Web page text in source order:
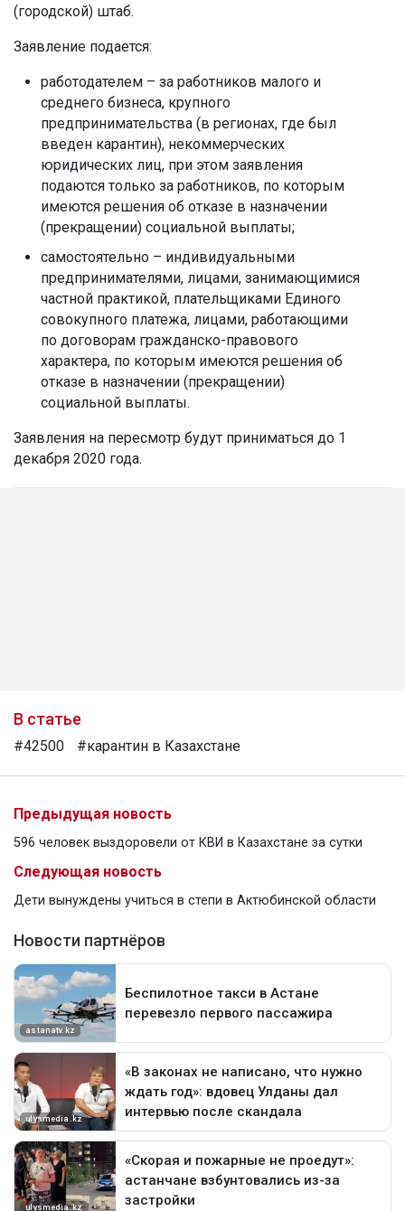
(городской) штаб.
Заявление подается:
работодателем – за работников малого и
среднего бизнеса, крупного
предпринимательства (в регионах, где был
введен карантин), некоммерческих
юридических лиц, при этом заявления
подаются только за работников, по которым
имеются решения об отказе в назначении
(прекращении) социальной выплаты;
самостоятельно – индивидуальными
предпринимателями, лицами, занимающимися
частной практикой, плательщиками Единого
совокупного платежа, лицами, работающими
по договорам гражданско-правового
характера, по которым имеются решения об
отказе в назначении (прекращении)
социальной выплаты.
Заявления на пересмотр будут приниматься до 1
декабря 2020 года.
В статье
#42500 #карантин в Казахстане
Предыдущая новость
596 человек выздоровели от КВИ в Казахстане за сутки
Следующая новость
Дети вынуждены учиться в степи в Актюбинской области